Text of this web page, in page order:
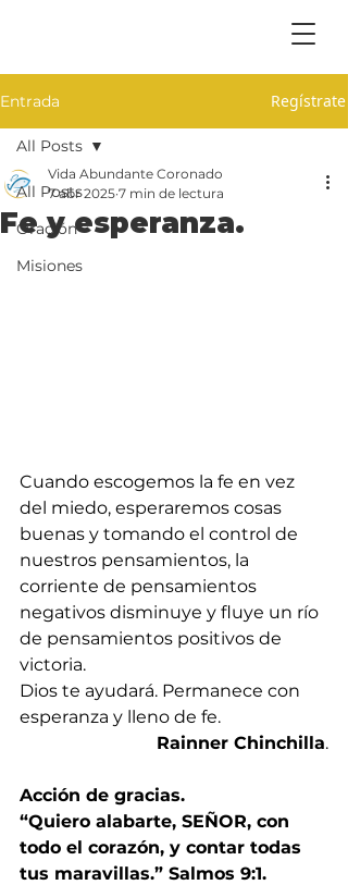
Entrada Regístrate
All Posts
Oración
Misiones
All Posts
Fe y esperanza.
Vida Abundante Coronado
7 abr 2025 7 min de lectura
Cuando escogemos la fe en vez
del miedo, esperaremos cosas
buenas y tomando el control de
nuestros pensamientos, la
corriente de pensamientos
negativos disminuye y fluye un río
de pensamientos positivos de
victoria.
Dios te ayudará. Permanece con
esperanza y lleno de fe.
Rainner Chinchilla.
Acción de gracias.
“Quiero alabarte, SEÑOR, con
todo el corazón, y contar todas
tus maravillas.” Salmos 9:1.